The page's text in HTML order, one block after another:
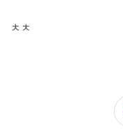
ㅊㅊ
좋
아